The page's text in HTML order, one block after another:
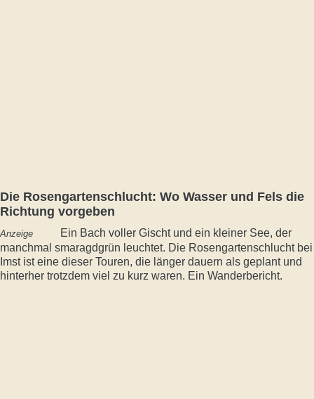
Die Rosengartenschlucht: Wo Wasser und Fels die
Richtung vorgeben
Anzeige
Ein Bach voller Gischt und ein kleiner See, der
manchmal smaragdgrün leuchtet. Die Rosengartenschlucht bei
Imst ist eine dieser Touren, die länger dauern als geplant und
hinterher trotzdem viel zu kurz waren. Ein Wanderbericht.